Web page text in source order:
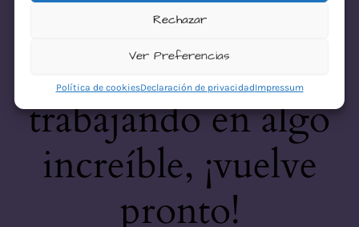
Rechazar
Ver Preferencias
Política de cookiesDeclaración de privacidadImpressum
¡Disculpa este
desastre! Estamos
trabajando en algo
increíble, ¡vuelve
pronto!